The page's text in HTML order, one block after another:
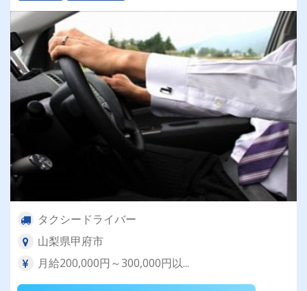
タクシードライバー
山梨県甲府市
月給200,000円～300,000円以...